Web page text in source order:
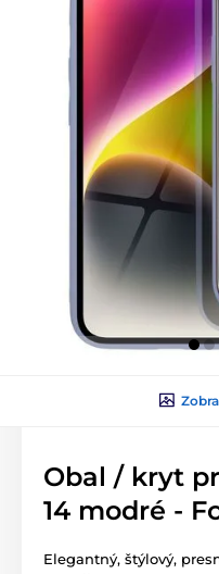
Obal / kryt
14 modré -
Elegantný, štýlový,